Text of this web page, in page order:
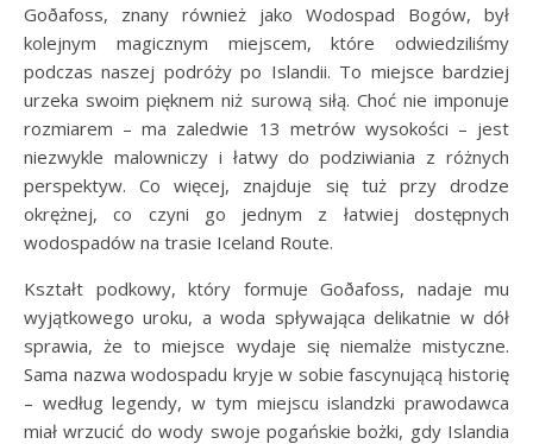
Goðafoss, znany również jako Wodospad Bogów, był
kolejnym magicznym miejscem, które odwiedziliśmy
podczas naszej podróży po Islandii. To miejsce bardziej
urzeka swoim pięknem niż surową siłą. Choć nie imponuje
rozmiarem – ma zaledwie 13 metrów wysokości – jest
niezwykle malowniczy i łatwy do podziwiania z różnych
perspektyw. Co więcej, znajduje się tuż przy drodze
okrężnej, co czyni go jednym z łatwiej dostępnych
wodospadów na trasie Iceland Route.
Kształt podkowy, który formuje Goðafoss, nadaje mu
wyjątkowego uroku, a woda spływająca delikatnie w dół
sprawia, że to miejsce wydaje się niemalże mistyczne.
Sama nazwa wodospadu kryje w sobie fascynującą historię
– według legendy, w tym miejscu islandzki prawodawca
miał wrzucić do wody swoje pogańskie bożki, gdy Islandia